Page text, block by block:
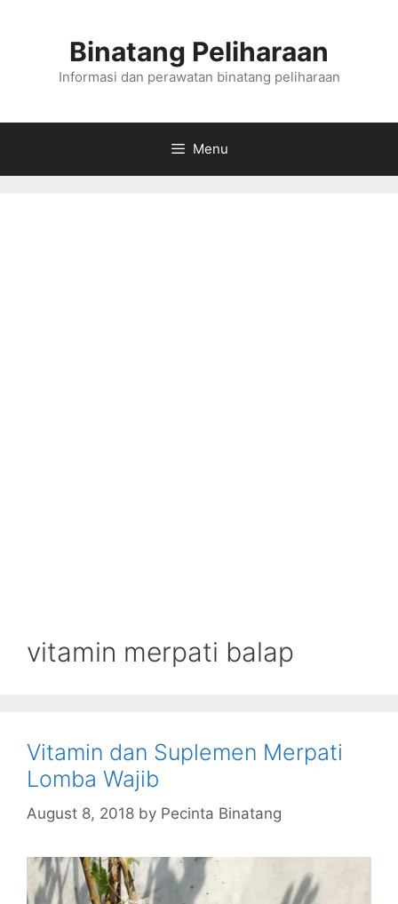
Binatang Peliharaan
Informasi dan perawatan binatang peliharaan
Menu
vitamin merpati balap
Vitamin dan Suplemen Merpati
Lomba Wajib
August 8, 2018 by Pecinta Binatang